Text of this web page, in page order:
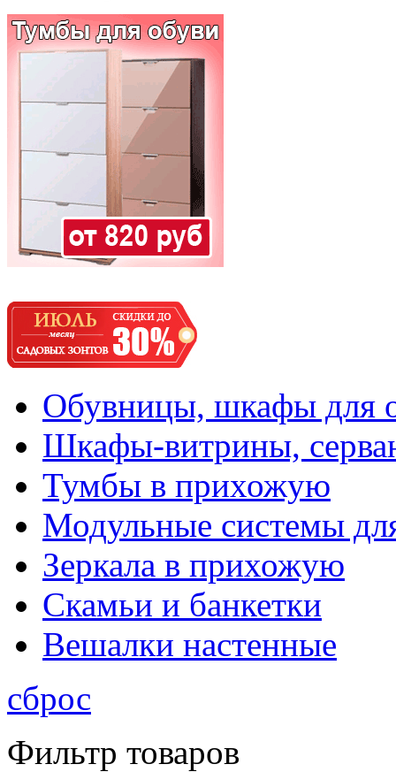
Обувницы, шкафы для
Шкафы-витрины,
Тумбы в прихожую
Модульные системы
Зеркала в прихожую
Скамьи и банкетки
Вешалки настенные
сброс
Фильтр товаров